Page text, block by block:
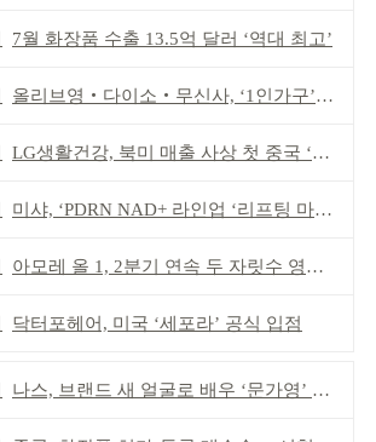
7월 화장품 수출 13.5억 달러 ‘역대 최고’
올리브영‧다이소‧무신사, ‘1인가구’가 이끈다
LG생활건강, 북미 매출 사상 첫 중국 ‘추월’
미샤, ‘PDRN NAD+ 라인업 ‘리프팅 마스크’ 출시
아모레 올 1, 2분기 연속 두 자릿수 영업이익률 기록
닥터포헤어, 미국 ‘세포라’ 공식 입점
나스, 브랜드 새 얼굴로 배우 ‘문가영’ 발탁